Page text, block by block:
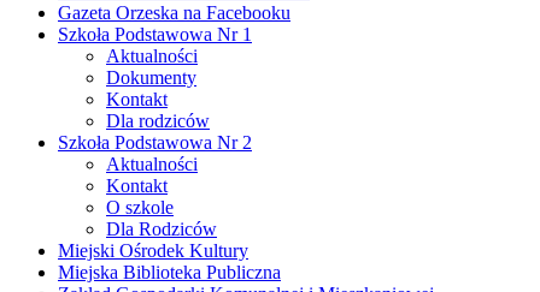
Gazeta Orzeska na Facebooku
Szkoła Podstawowa Nr 1
Aktualności
Dokumenty
Kontakt
Dla rodziców
Szkoła Podstawowa Nr 2
Aktualności
Kontakt
O szkole
Dla Rodziców
Miejski Ośrodek Kultury
Miejska Biblioteka Publiczna